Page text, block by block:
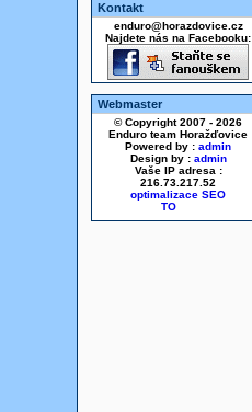
Kontakt
enduro@horazdovice.cz
Najdete nás na Facebooku:
Webmaster
© Copyright 2007 - 2026
Enduro team Horažďovice
Powered by : admin
Design by : admin
Vaše IP adresa :
216.73.217.52
optimalizace SEO